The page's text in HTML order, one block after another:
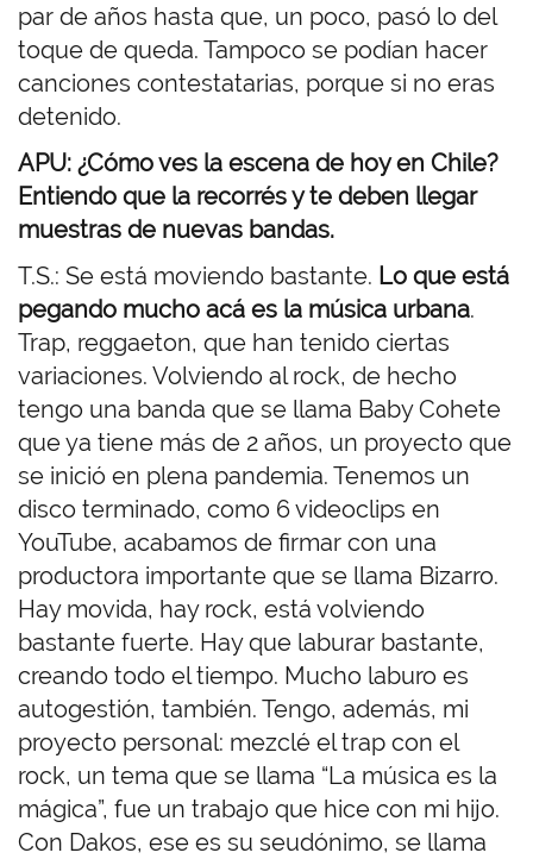
par de años hasta que, un poco, pasó lo del
toque de queda. Tampoco se podían hacer
canciones contestatarias, porque si no eras
detenido.
APU: ¿Cómo ves la escena de hoy en Chile?
Entiendo que la recorrés y te deben llegar
muestras de nuevas bandas.
T.S.: Se está moviendo bastante. Lo que está
pegando mucho acá es la música urbana.
Trap, reggaeton, que han tenido ciertas
variaciones. Volviendo al rock, de hecho
tengo una banda que se llama Baby Cohete
que ya tiene más de 2 años, un proyecto que
se inició en plena pandemia. Tenemos un
disco terminado, como 6 videoclips en
YouTube, acabamos de firmar con una
productora importante que se llama Bizarro.
Hay movida, hay rock, está volviendo
bastante fuerte. Hay que laburar bastante,
creando todo el tiempo. Mucho laburo es
autogestión, también. Tengo, además, mi
proyecto personal: mezclé el trap con el
rock, un tema que se llama “La música es la
mágica”, fue un trabajo que hice con mi hijo.
Con Dakos, ese es su seudónimo, se llama